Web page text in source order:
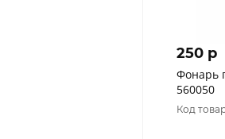
250 p
Фонарь
560050
Код